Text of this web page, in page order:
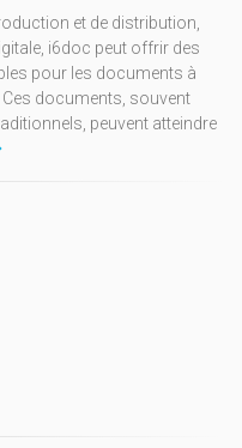
et de distribution,
i6doc peut offrir des
pour les documents à
documents, souvent
peuvent atteindre